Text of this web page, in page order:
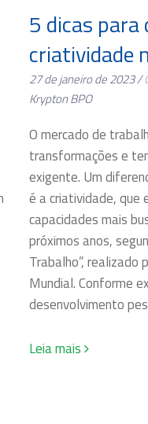
5 dicas para
criatividade
27 de janeiro de 2023 /
Krypton BPO
O mercado de
transformações e
exigente. Um
é a criatividade, que
capacidades mais
próximos anos,
Trabalho”, realizado
Mundial. Conforme
desenvolvimento
Leia mais